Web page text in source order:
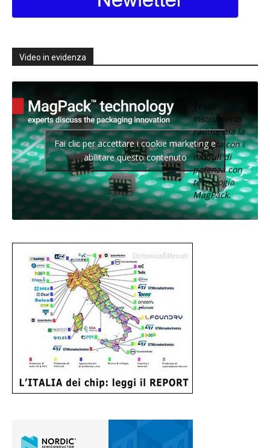
Video in evidenza
Texas
Instruments
raddoppia la
densità con i
moduli di
potenza con
tecnologia
MagPack.
Fai clic per accettare i cookie marketing e
abilitare questo contenuto